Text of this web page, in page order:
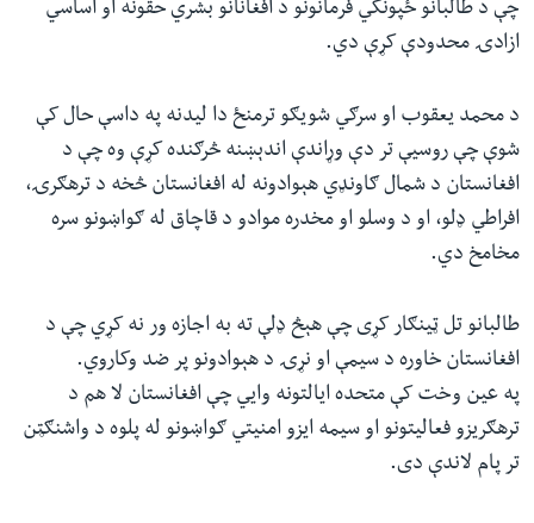
چې د طالبانو ځپونکي فرمانونو د افغانانو بشري حقونه او اساسي
ازادۍ محدودې کړې دي.
د محمد یعقوب او سرګي شویګو ترمنځ دا لیدنه په داسې حال کې
شوې چې روسیې تر دې وړاندې اندېښنه څرګنده کړې وه چې د
افغانستان د شمال ګاونډي هېوادونه له افغانستان څخه د ترهګرۍ،
افراطي ډلو، او د وسلو او مخدره موادو د قاچاق له ګواښونو سره
مخامخ دي.
طالبانو تل ټینګار کړی چې هېڅ ډلې ته به اجازه ور نه کړي چې د
افغانستان خاوره د سیمې او نړۍ د هېوادونو پر ضد وکاروي.
په عین وخت کې متحده ایالتونه وايي چې افغانستان لا هم د
ترهګریزو فعالیتونو او سیمه‌ ایزو امنیتي ګواښونو له پلوه د واشنګټن
تر پام لاندې دی.